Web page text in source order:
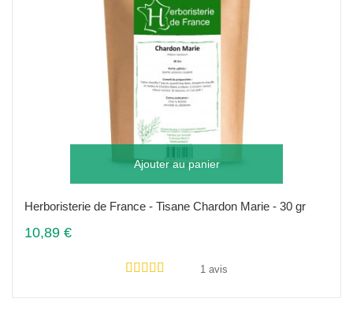
Ajouter au panier
Herboristerie de France - Tisane Chardon Marie - 30 gr
10,89 €
1 avis